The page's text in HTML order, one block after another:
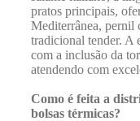
pratos principais,
Mediterrânea, pernil
tradicional tender. A
com a inclusão da
atendendo com
Como é feita a
bolsas térmicas?